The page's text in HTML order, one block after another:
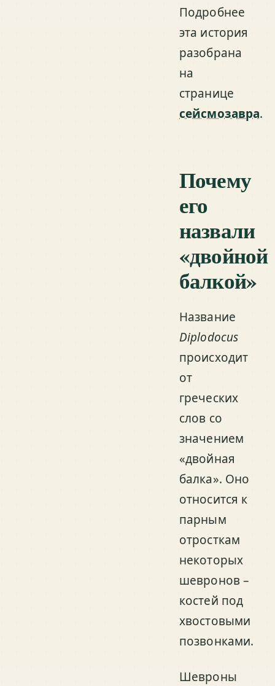
Подробнее
эта история
разобрана
на
странице
сейсмозавра.
Почему
его
назвали
«двойной
балкой»
Название
Diplodocus
происходит
от
греческих
слов со
значением
«двойная
балка». Оно
относится к
парным
отросткам
некоторых
шевронов –
костей под
хвостовыми
позвонками.
Шевроны